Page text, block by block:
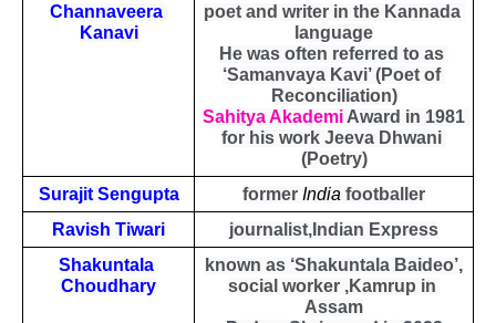
Channaveera
Kanavi
poet and writer in the Kannada
language
He was often referred to as
‘Samanvaya Kavi’ (Poet of
Reconciliation)
Sahitya Akademi Award in 1981
for his work Jeeva Dhwani
(Poetry)
Surajit Sengupta
former India footballer
Ravish Tiwari
journalist,Indian Express
Shakuntala
Choudhary
known as ‘Shakuntala Baideo’,
social worker ,Kamrup in
Assam